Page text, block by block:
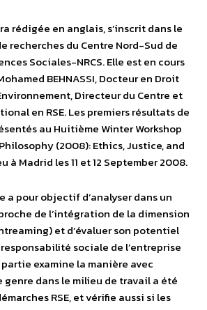
rédigée en anglais, s’inscrit dans le
recherches du Centre Nord-Sud de
Sociales-NRCS. Elle est en cours
BEHNASSI, Docteur en Droit
Directeur du Centre et
en RSE. Les premiers résultats de
au Huitième Winter Workshop
(2008): Ethics, Justice, and
à Madrid les 11 et 12 September 2008.
a pour objectif d’analyser dans un
de l’intégration de la dimension
et d’évaluer son potentiel
sociale de l’entreprise
partie examine la manière avec
genre dans le milieu de travail a été
RSE, et vérifie aussi si les